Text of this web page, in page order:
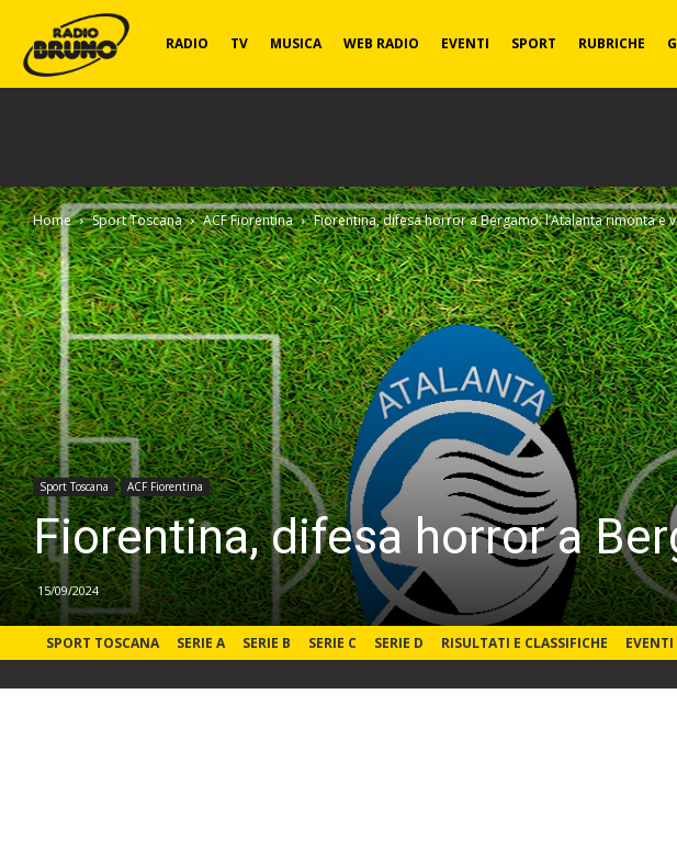
Radio
RADIO TV MUSICA WEB RADIO EVENTI SPORT RUBRICHE
Home Sport Toscana ACF Fiorentina Fiorentina, difesa horror a Bergamo: l’Atalanta rimonta e
Sport Toscana ACF Fiorentina
Fiorentina, difesa horror a
15/09/2024
SPORT TOSCANA SERIE A SERIE B SERIE C SERIE D RISULTATI E CLASSIFICHE EVENTI